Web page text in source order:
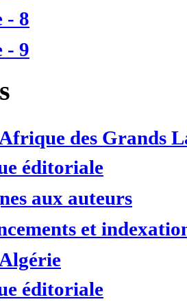
- 8
- 9
des Grands
éditoriale
aux auteurs
et
éditoriale